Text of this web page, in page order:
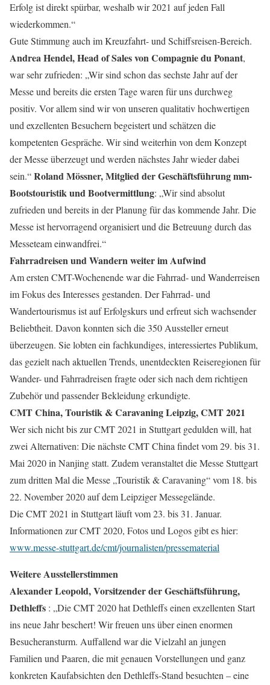
Erfolg ist direkt spürbar, weshalb wir 2021 auf jeden Fall
wiederkommen.“
Gute Stimmung auch im Kreuzfahrt- und Schiffsreisen-Bereich.
Andrea Hendel, Head of Sales von Compagnie du Ponant,
war sehr zufrieden: „Wir sind schon das sechste Jahr auf der
Messe und bereits die ersten Tage waren für uns durchweg
positiv. Vor allem sind wir von unseren qualitativ hochwertigen
und exzellenten Besuchern begeistert und schätzen die
kompetenten Gespräche. Wir sind weiterhin von dem Konzept
der Messe überzeugt und werden nächstes Jahr wieder dabei
sein.“Roland Mössner, Mitglied der Geschäftsführung mm-
Bootstouristik und Bootvermittlung: „Wir sind absolut
zufrieden und bereits in der Planung für das kommende Jahr. Die
Messe ist hervorragend organisiert und die Betreuung durch das
Messeteam einwandfrei.“
Fahrradreisen und Wandern weiter im Aufwind
Am ersten CMT-Wochenende war die Fahrrad- und Wanderreisen
im Fokus des Interesses gestanden. Der Fahrrad- und
Wandertourismus ist auf Erfolgskurs und erfreut sich wachsender
Beliebtheit. Davon konnten sich die 350 Aussteller erneut
überzeugen. Sie lobten ein fachkundiges, interessiertes Publikum,
das gezielt nach aktuellen Trends, unentdeckten Reiseregionen für
Wander- und Fahrradreisen fragte oder sich nach dem richtigen
Zubehör und passender Bekleidung erkundigte.
CMT China, Touristik & Caravaning Leipzig, CMT 2021
Wer sich nicht bis zur CMT 2021 in Stuttgart gedulden will, hat
zwei Alternativen: Die nächste CMT China findet vom 29. bis 31.
Mai 2020 in Nanjing statt. Zudem veranstaltet die Messe Stuttgart
zum dritten Mal die Messe „Touristik & Caravaning“ vom 18. bis
22. November 2020 auf dem Leipziger Messegelände.
Die CMT 2021 in Stuttgart läuft vom 23. bis 31. Januar.
Informationen zur CMT 2020, Fotos und Logos gibt es hier:
www.messe-stuttgart.de/cmt/journalisten/pressematerial
Weitere Ausstellerstimmen
Alexander Leopold, Vorsitzender der Geschäftsführung,
Dethleffs : „Die CMT 2020 hat Dethleffs einen exzellenten Start
ins neue Jahr beschert! Wir freuen uns über einen enormen
Besucheransturm. Auffallend war die Vielzahl an jungen
Familien und Paaren, die mit genauen Vorstellungen und ganz
konkreten Kaufabsichten den Dethleffs-Stand besuchten – eine